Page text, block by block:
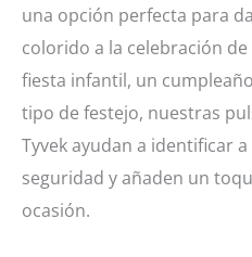
una opción perfecta para
colorido a la celebración
fiesta infantil, un
tipo de festejo, nuestras
Tyvek ayudan a identificar
seguridad y añaden un
ocasión.